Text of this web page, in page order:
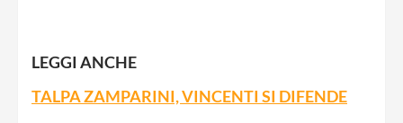
LEGGI ANCHE
TALPA ZAMPARINI, VINCENTI SI DIFENDE